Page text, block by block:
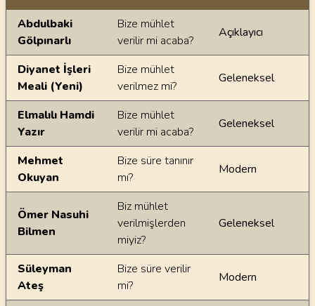
Ayetin meallerindeki dilsel farklılıklar
Abdulbaki
Gölpınarlı
Bize mühlet
verilir mi acaba?
Açıklayıcı
Diyanet İşleri
Meali (Yeni)
Bize mühlet
verilmez mi?
Geleneksel
Elmalılı Hamdi
Yazır
Bize mühlet
verilir mi acaba?
Geleneksel
Mehmet
Okuyan
Bize süre tanınır
mı?
Modern
Ömer Nasuhi
Bilmen
Biz mühlet
verilmişlerden
miyiz?
Geleneksel
Süleyman
Ateş
Bize süre verilir
mi?
Modern